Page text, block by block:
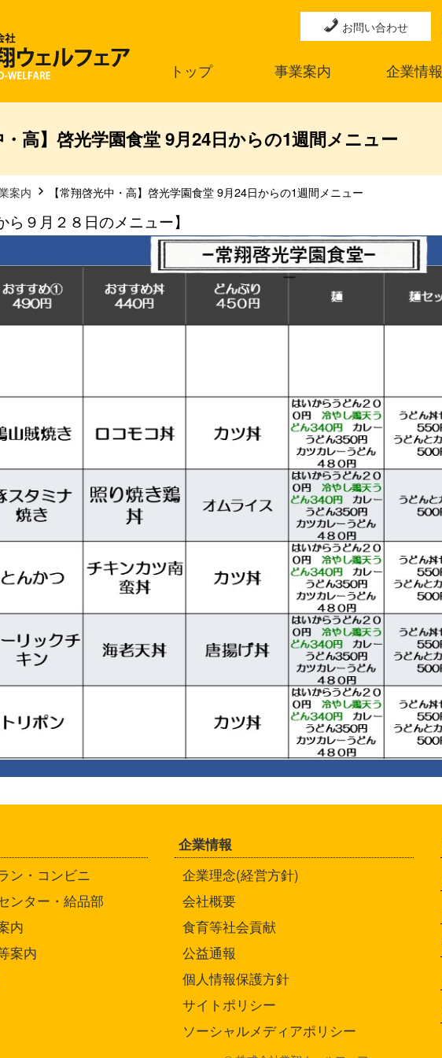
お問い合わせ
トップ 事業案内 企業情報
・高】啓光学園食堂 9月24日からの1週間メニュー
案内 【常翔啓光中・高】啓光学園食堂 9月24日からの1週間メニュー
ら９月２８日のメニュー】
ン・コンビニ
ンター・給品部
内
案内
企業情報
企業理念(経営方針)
会社概要
食育等社会貢献
公益通報
個人情報保護方針
サイトポリシー
ソーシャルメディアポリシー